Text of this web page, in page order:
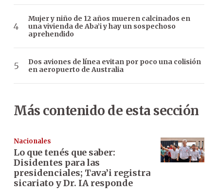
Mujer y niño de 12 años mueren calcinados en
una vivienda de Aba’i y hay un sospechoso
aprehendido
Dos aviones de línea evitan por poco una colisión
en aeropuerto de Australia
Más contenido de esta sección
Nacionales
Lo que tenés que saber:
Disidentes para las
presidenciales; Tava’i registra
sicariato y Dr. IA responde